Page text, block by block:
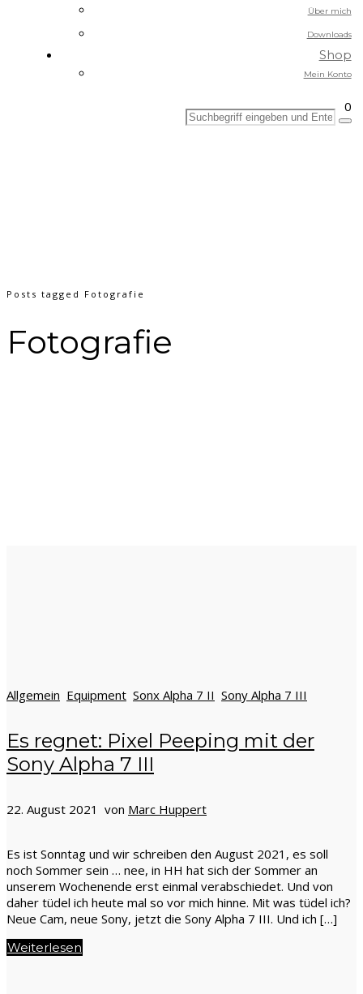
Über mich
Downloads
Shop
Mein Konto
0
Posts tagged Fotografie
Fotografie
Allgemein Equipment Sonx Alpha 7 II Sony Alpha 7 III
Es regnet: Pixel Peeping mit der
Sony Alpha 7 III
22. August 2021 von Marc Huppert
Es ist Sonntag und wir schreiben den August 2021, es soll
noch Sommer sein … nee, in HH hat sich der Sommer an
unserem Wochenende erst einmal verabschiedet. Und von
daher tüdel ich heute mal so vor mich hinne. Mit was tüdel ich?
Neue Cam, neue Sony, jetzt die Sony Alpha 7 III. Und ich […]
Weiterlesen